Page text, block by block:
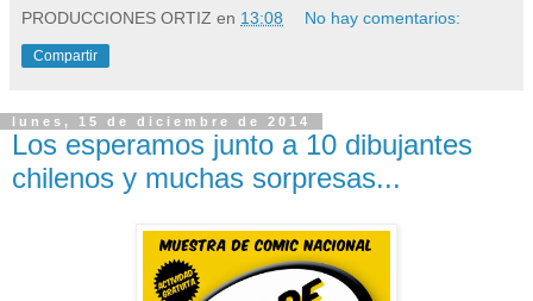
PRODUCCIONES ORTIZ en 13:08 No hay comentarios:
Compartir
lunes, 15 de diciembre de 2014
Los esperamos junto a 10 dibujantes
chilenos y muchas sorpresas...